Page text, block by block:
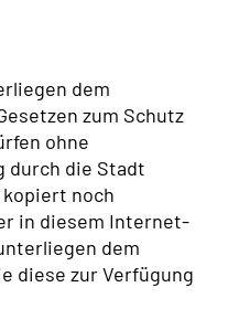
dem
zum Schutz
ohne
durch die Stadt
kopiert noch
in diesem Internet-
dem
diese zur Verfügung